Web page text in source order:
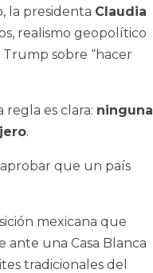
la presidenta Claudia
realismo geopolítico
sobre “hacer
regla es clara: ninguna
.
que un país
mexicana que
una Casa Blanca
tradicionales del